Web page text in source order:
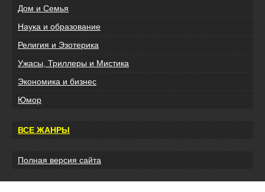
Дом и Семья
Наука и образование
Религия и Эзотерика
Ужасы, Триллеры и Мистика
Экономика и бизнес
Юмор
ВСЕ ЖАНРЫ
Полная версия сайта